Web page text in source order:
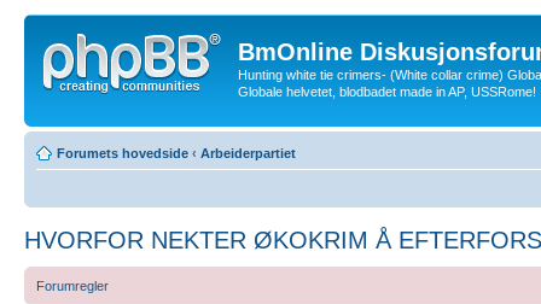
BmOnline
Hunting white tie crimers- (White collar crime)
Globale helvetet, blodbadet made in AP, USSRome!
Forumets hovedside ‹ Arbeiderpartiet
HVORFOR NEKTER ØKOKRIM Å
Forumregler